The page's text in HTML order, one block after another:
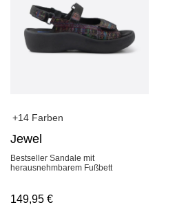
+14 Farben
Jewel
Bestseller Sandale mit
herausnehmbarem Fußbett
149,95 €